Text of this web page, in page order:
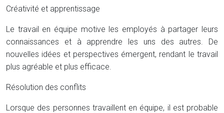
Créativité et apprentissage
Le travail en équipe motive les employés à partager leurs
connaissances et à apprendre les uns des autres. De
nouvelles idées et perspectives émergent, rendant le travail
plus agréable et plus efficace.
Résolution des conflits
Lorsque des personnes travaillent en équipe, il est probable